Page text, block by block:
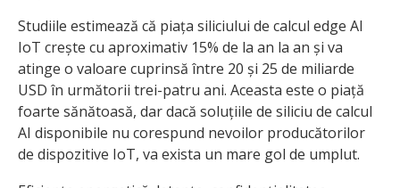
Studiile estimează că piața siliciului de calcul edge AI
IoT crește cu aproximativ 15% de la an la an și va
atinge o valoare cuprinsă între 20 și 25 de miliarde
USD în următorii trei-patru ani. Aceasta este o piață
foarte sănătoasă, dar dacă soluțiile de siliciu de calcul
AI disponibile nu corespund nevoilor producătorilor
de dispozitive IoT, va exista un mare gol de umplut.